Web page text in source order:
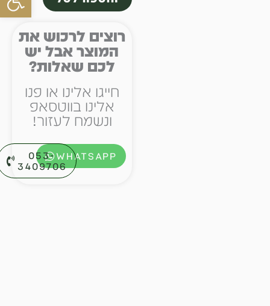
מגילת
אסתר
ספרדי
שורות
רוצים לרכוש את
המוצר אבל יש
לכם שאלות?
חייגו אלינו או פנו
אלינו בווטסאפ
ונשמח לעזור!
WHATSAPP
053-
3409706⁩